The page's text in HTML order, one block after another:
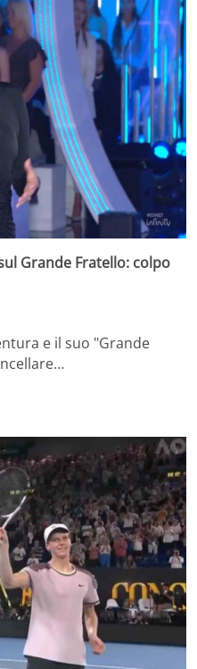
Grande Fratello: colpo
e il suo "Grande